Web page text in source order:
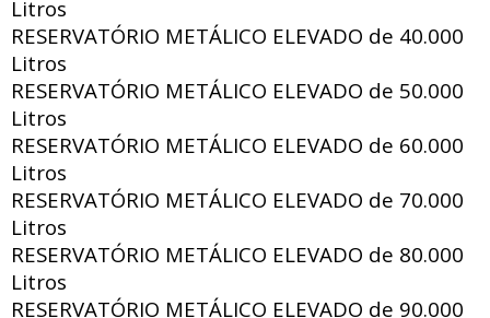
Litros
RESERVATÓRIO METÁLICO ELEVADO de 40.000
Litros
RESERVATÓRIO METÁLICO ELEVADO de 50.000
Litros
RESERVATÓRIO METÁLICO ELEVADO de 60.000
Litros
RESERVATÓRIO METÁLICO ELEVADO de 70.000
Litros
RESERVATÓRIO METÁLICO ELEVADO de 80.000
Litros
RESERVATÓRIO METÁLICO ELEVADO de 90.000